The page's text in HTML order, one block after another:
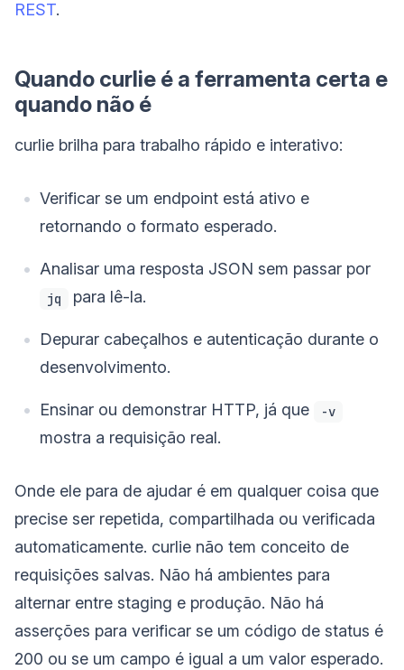
REST.
Quando curlie é a ferramenta certa e
quando não é
curlie brilha para trabalho rápido e interativo:
Verificar se um endpoint está ativo e
retornando o formato esperado.
Analisar uma resposta JSON sem passar por
jq para lê-la.
Depurar cabeçalhos e autenticação durante o
desenvolvimento.
Ensinar ou demonstrar HTTP, já que -v
mostra a requisição real.
Onde ele para de ajudar é em qualquer coisa que
precise ser repetida, compartilhada ou verificada
automaticamente. curlie não tem conceito de
requisições salvas. Não há ambientes para
alternar entre staging e produção. Não há
asserções para verificar se um código de status é
200 ou se um campo é igual a um valor esperado.